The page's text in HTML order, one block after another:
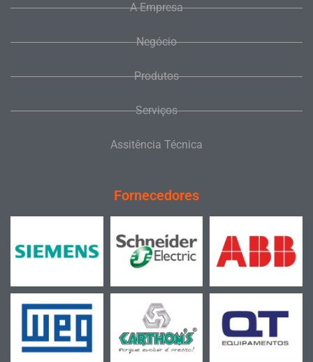
A Empresa
Negócio
Produtos
Serviços
Assitência Técnica
Fornecedores